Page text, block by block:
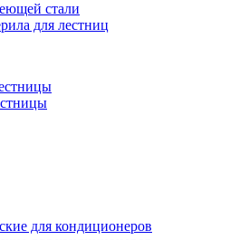
стали
для лестниц
для кондиционеров